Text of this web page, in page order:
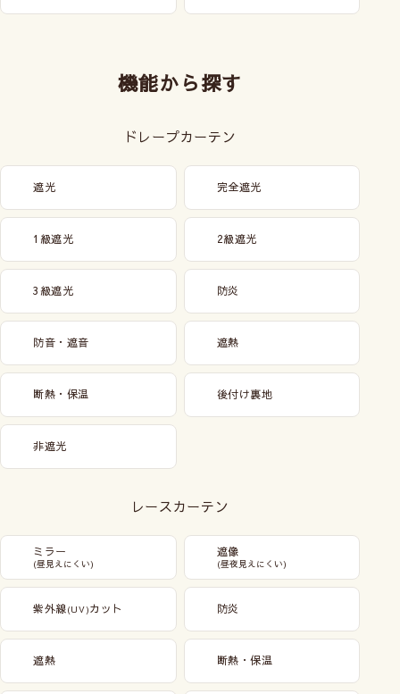
機能から探す
ドレープカーテン
遮光 完全遮光
1級遮光 2級遮光
3級遮光 防炎
防音・遮音 遮熱
断熱・保温 後付け裏地
非遮光
レースカーテン
ミラー
(昼見えにくい)
遮像
(昼夜見えにくい)
紫外線(UV)カット 防炎
遮熱 断熱・保温